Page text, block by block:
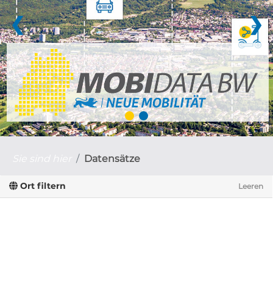
❮ ❯
Datensätze
Ort filtern Leeren